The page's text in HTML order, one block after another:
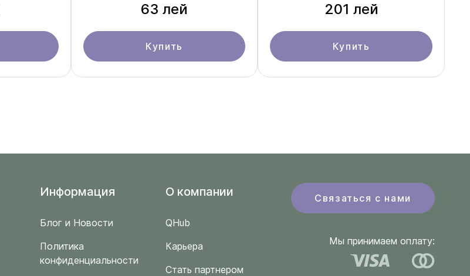
63 лей
Купить
201 лей
Купить
Информация
Блог и Новости
Политика
конфиденциальности
O компании
QHub
Карьера
Стать партнером
Связаться с нами
Мы принимаем оплату: